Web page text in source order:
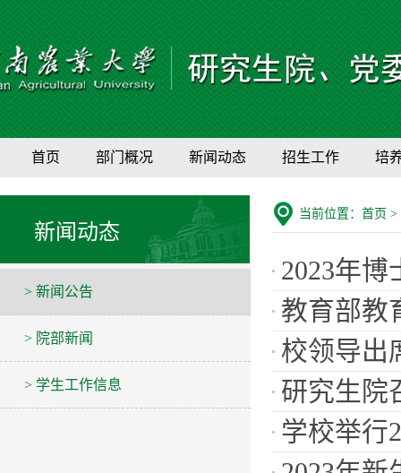
首页 部门概况 新闻动态 招生工作 培
新闻动态
> 新闻公告
> 院部新闻
> 学生工作信息
当前位置： 首页 >
2023年
教育部教
校领导出
研究生院
学校举行